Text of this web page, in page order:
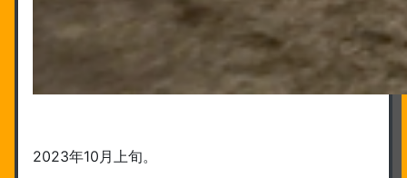
2023年10月上旬。